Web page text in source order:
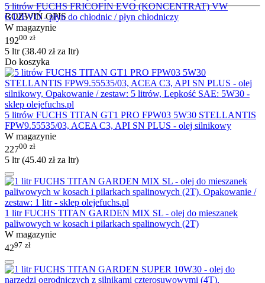
ROZWIŃ OPIS
5 litrów FUCHS FRICOFIN EVO (KONCENTRAT) VW
G12EVO - płyn do chłodnic / płyn chłodniczy
W magazynie
19200 zł
5 ltr (38.40 złza ltr)
Do koszyka
5 litrów FUCHS TITAN GT1 PRO FPW03 5W30 STELLANTIS
FPW9.55535/03, ACEA C3, API SN PLUS - olej silnikowy
W magazynie
22700 zł
5 ltr (45.40 złza ltr)
1 litr FUCHS TITAN GARDEN MIX SL - olej do mieszanek
paliwowych w kosach i pilarkach spalinowych (2T)
W magazynie
4297 zł